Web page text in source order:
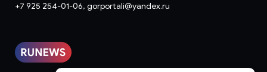
+7 925 254-01-06, gorportali@yandex.ru